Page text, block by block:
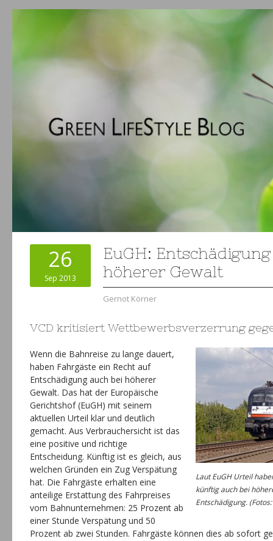
26
Sep 2013
EuGH:
höherer Gewalt
Gernot Körner
VCD kritisiert Wettbewerbsverzerrung
Laut EuGH Urteil
künftig auch bei
Entschädigung.
Wenn die Bahnreise zu lange dauert,
haben Fahrgäste ein Recht auf
Entschädigung auch bei höherer
Gewalt. Das hat der Europäische
Gerichtshof (EuGH) mit seinem
aktuellen Urteil klar und deutlich
gemacht. Aus Verbrauchersicht ist das
eine positive und richtige
Entscheidung. Künftig ist es gleich, aus
welchen Gründen ein Zug Verspätung
hat. Die Fahrgäste erhalten eine
anteilige Erstattung des Fahrpreises
vom Bahnunternehmen: 25 Prozent ab
einer Stunde Verspätung und 50
Prozent ab zwei Stunden. Fahrgäste können dies ab sofort